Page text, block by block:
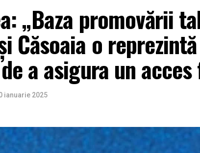
„Baza promovării
Căsoaia o
a asigura un
ianuarie 2025